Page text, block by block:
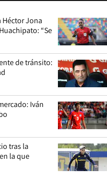
Héctor Jona
“Se
de tránsito:
Iván
tras la
la que